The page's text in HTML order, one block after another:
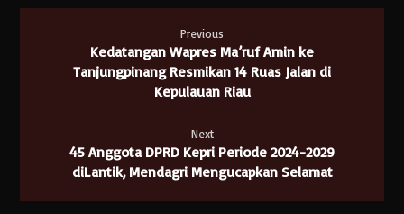
Previous
Kedatangan Wapres Ma’ruf Amin ke
Tanjungpinang Resmikan 14 Ruas Jalan di
Kepulauan Riau
Next
45 Anggota DPRD Kepri Periode 2024-2029
diLantik, Mendagri Mengucapkan Selamat